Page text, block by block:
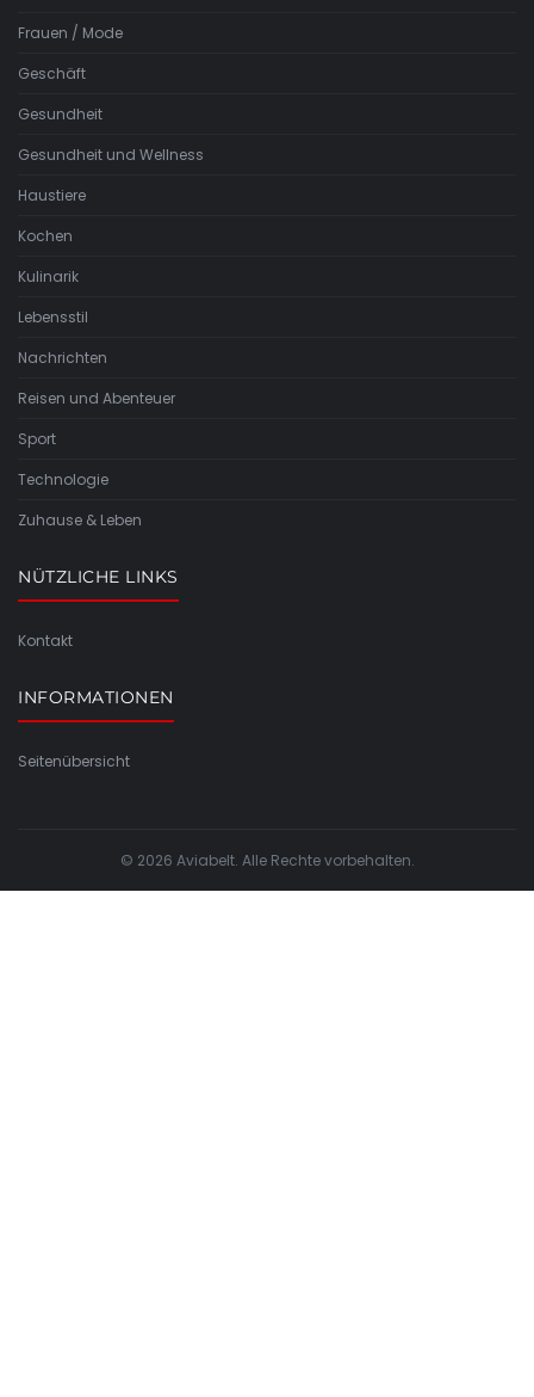
Frauen / Mode
Geschäft
Gesundheit
Gesundheit und Wellness
Haustiere
Kochen
Kulinarik
Lebensstil
Nachrichten
Reisen und Abenteuer
Sport
Technologie
Zuhause & Leben
NÜTZLICHE LINKS
Kontakt
INFORMATIONEN
Seitenübersicht
© 2026 Aviabelt. Alle Rechte vorbehalten.